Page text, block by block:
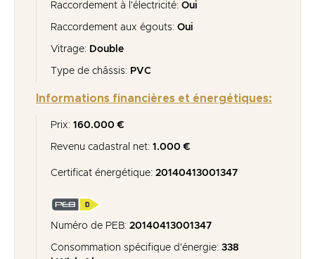
Raccordement à l'électricité: Oui
Raccordement aux égouts: Oui
Vitrage: Double
Type de châssis: PVC
Informations financières et énergétiques:
Prix: 160.000 €
Revenu cadastral net: 1.000 €
Certificat énergétique: 20140413001347
Numéro de PEB: 20140413001347
Consommation spécifique d'énergie: 338